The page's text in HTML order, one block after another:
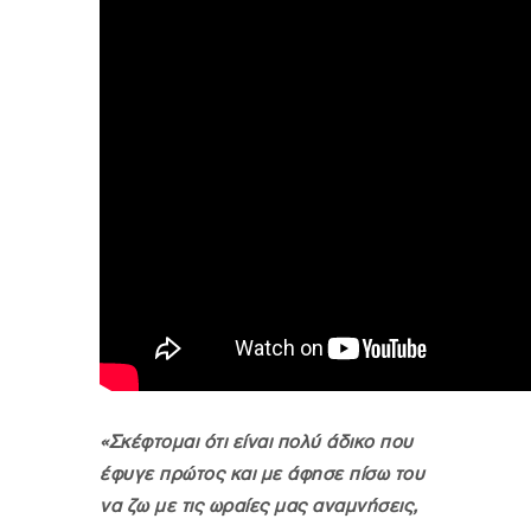
«Σκέφτομαι ότι είναι πολύ άδικο που
έφυγε πρώτος και με άφησε πίσω του
να ζω με τις ωραίες μας αναμνήσεις,